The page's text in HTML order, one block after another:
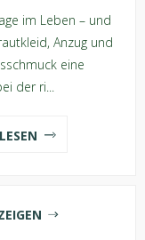
im Leben – und
Anzug und
eine
der ri...